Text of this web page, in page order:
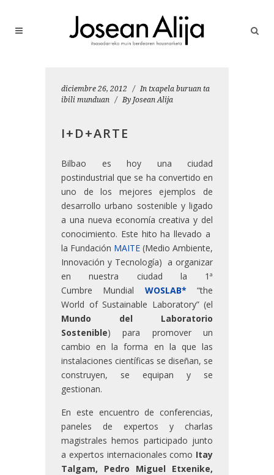
diciembre 26, 2012 In txapela buruan ta
ibili munduan
By Josean Alija
I+D+ARTE
Bilbao es hoy una ciudad
postindustrial que se ha convertido en
uno de los mejores ejemplos de
desarrollo urbano sostenible y ligado
a una nueva economía creativa y del
conocimiento. Este hito ha llevado a
la Fundación MAITE (Medio Ambiente,
Innovación y Tecnología) a organizar
en nuestra ciudad la 1ª
Cumbre Mundial WOSLAB*
“the
World of Sustainable Laboratory” (el
Mundo del Laboratorio
Sostenible) para promover un
cambio en la forma en la que las
instalaciones científicas se diseñan, se
construyen, se equipan y se
gestionan.
En este encuentro de conferencias,
paneles de expertos y charlas
magistrales hemos participado junto
a expertos internacionales como Itay
Talgam, Pedro Miguel Etxenike,